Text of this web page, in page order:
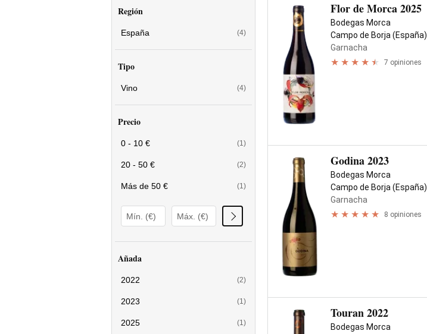
Región
España (4)
Tipo
Vino (4)
Precio
0 - 10 € (1)
20 - 50 € (2)
Más de 50 € (1)
Añada
2022 (2)
2023 (1)
2025 (1)
Flor de Morca 2025
Bodegas Morca
Campo de Borja (España)
Garnacha
7 opiniones
Godina 2023
Bodegas Morca
Campo de Borja (España)
Garnacha
8 opiniones
Touran 2022
Bodegas Morca